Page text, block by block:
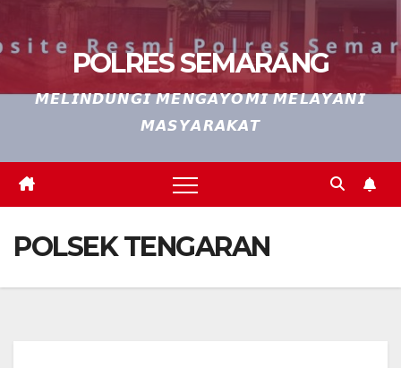
POLRES SEMARANG
𝙈𝙀𝙇𝙄𝙉𝘿𝙐𝙉𝙂𝙄 𝙈𝙀𝙉𝙂𝘼𝙔𝙊𝙈𝙄 𝙈𝙀𝙇𝘼𝙔𝘼𝙉𝙄
𝙈𝘼𝙎𝙔𝘼𝙍𝘼𝙆𝘼𝙏
POLSEK TENGARAN